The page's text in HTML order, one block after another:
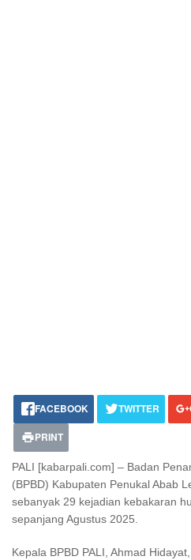
FACEBOOK TWITTER
PRINT
PALI [kabarpali.com] – Badan
(BPBD) Kabupaten Penukal Abab
sebanyak 29 kejadian kebakaran
sepanjang Agustus 2025.
Kepala BPBD PALI, Ahmad